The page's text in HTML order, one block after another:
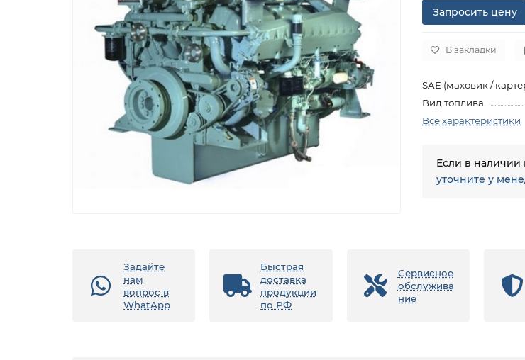
Запросить цену
В закладки
SAE (маховик /
Вид топлива
Все характеристики
Если в наличии
уточните у
Задайте
нам
вопрос в
WhatApp
Быстрая
доставка
продукции
по РФ
Сервисное
обслужива
ние